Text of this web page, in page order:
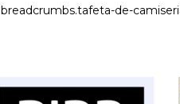
breadcrumbs.tafeta-de-